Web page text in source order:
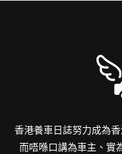
香港養車日誌努力成為
而唔喺口講為車主、實